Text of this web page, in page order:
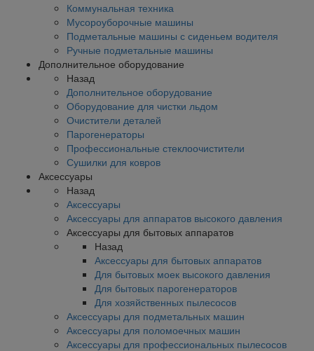
Коммунальная техника
Мусороуборочные машины
Подметальные машины с сиденьем водителя
Ручные подметальные машины
Дополнительное оборудование
Назад
Дополнительное оборудование
Оборудование для чистки льдом
Очистители деталей
Парогенераторы
Профессиональные стеклоочистители
Сушилки для ковров
Аксессуары
Назад
Аксессуары
Аксессуары для аппаратов высокого давления
Аксессуары для бытовых аппаратов
Назад
Аксессуары для бытовых аппаратов
Для бытовых моек высокого давления
Для бытовых парогенераторов
Для хозяйственных пылесосов
Аксессуары для подметальных машин
Аксессуары для поломоечных машин
Аксессуары для профессиональных пылесосов